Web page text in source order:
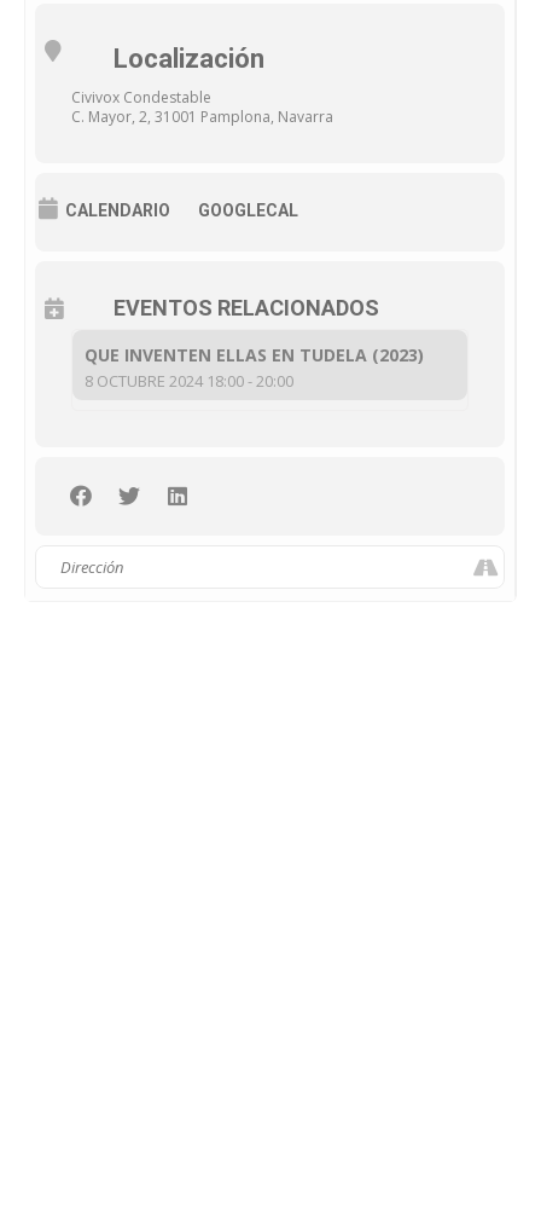
Localización
Civivox Condestable
C. Mayor, 2, 31001 Pamplona, Navarra
CALENDARIO GOOGLECAL
EVENTOS RELACIONADOS
QUE INVENTEN ELLAS EN TUDELA (2023)
8 OCTUBRE 2024 18:00 - 20:00